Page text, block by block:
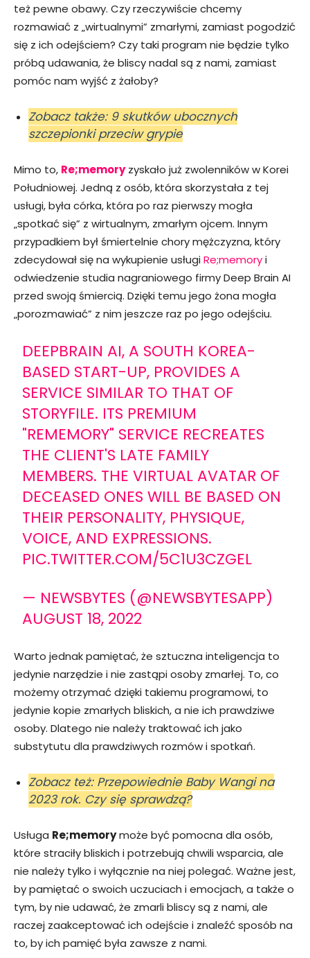
też pewne obawy. Czy rzeczywiście chcemy
rozmawiać z „wirtualnymi” zmarłymi, zamiast pogodzić
się z ich odejściem? Czy taki program nie będzie tylko
próbą udawania, że bliscy nadal są z nami, zamiast
pomóc nam wyjść z żałoby?
Zobacz także: 9 skutków ubocznych
szczepionki przeciw grypie
Mimo to, Re;memoryzyskało już zwolenników w Korei
Południowej. Jedną z osób, która skorzystała z tej
usługi, była córka, która po raz pierwszy mogła
„spotkać się” z wirtualnym, zmarłym ojcem. Innym
przypadkiem był śmiertelnie chory mężczyzna, który
zdecydował się na wykupienie usługiRe;memoryi
odwiedzenie studia nagraniowego firmy Deep Brain AI
przed swoją śmiercią. Dzięki temu jego żona mogła
„porozmawiać” z nim jeszcze raz po jego odejściu.
DEEPBRAIN AI, A SOUTH KOREA-
BASED START-UP, PROVIDES A
SERVICE SIMILAR TO THAT OF
STORYFILE. ITS PREMIUM
"REMEMORY" SERVICE RECREATES
THE CLIENT'S LATE FAMILY
MEMBERS. THE VIRTUAL AVATAR OF
DECEASED ONES WILL BE BASED ON
THEIR PERSONALITY, PHYSIQUE,
VOICE, AND EXPRESSIONS.
PIC.TWITTER.COM/5C1U3CZGEL
— NEWSBYTES (@NEWSBYTESAPP)
AUGUST 18, 2022
Warto jednak pamiętać, że sztuczna inteligencja to
jedynie narzędzie i nie zastąpi osoby zmarłej. To, co
możemy otrzymać dzięki takiemu programowi, to
jedynie kopie zmarłych bliskich, a nie ich prawdziwe
osoby. Dlatego nie należy traktować ich jako
substytutu dla prawdziwych rozmów i spotkań.
Zobacz też: Przepowiednie Baby Wangi na
2023 rok. Czy się sprawdzą?
Usługa Re;memorymoże być pomocna dla osób,
które straciły bliskich i potrzebują chwili wsparcia, ale
nie należy tylko i wyłącznie na niej polegać. Ważne jest,
by pamiętać o swoich uczuciach i emocjach, a także o
tym, by nie udawać, że zmarli bliscy są z nami, ale
raczej zaakceptować ich odejście i znaleźć sposób na
to, by ich pamięć była zawsze z nami.